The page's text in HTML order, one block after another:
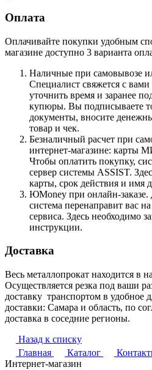
Оплата
Оплачивайте покупки удобным
магазине доступно 3 варианта
Наличные при самовывозе
Специалист свяжется с
уточнить время и заранее
купюры. Вы подписываете
документы, вносите
товар и чек.
Безналичный расчет при
интернет-магазине: карты
Чтобы оплатить покупку,
сервер системы ASSIST.
карты, срок действия и имя
ЮMoney при онлайн-
система перенаправит вас
сервиса. Здесь необходимо
инструкции.
Доставка
Весь металлопрокат находится в
Осуществляется резка под ваши
доставку транспортом в удобное
доставки: Самара и область, по
доставка в соседние регионы.
Назад к списку
Главная
Каталог
Интернет-магазин